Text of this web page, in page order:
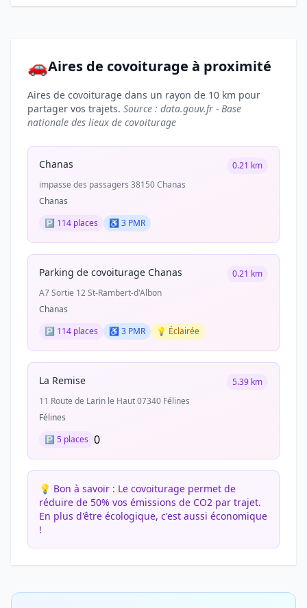
🚗Aires de covoiturage à proximité
Aires de covoiturage dans un rayon de 10 km pour
partager vos trajets. Source : data.gouv.fr - Base
nationale des lieux de covoiturage
Chanas
0.21 km
impasse des passagers 38150 Chanas
Chanas
🅿️ 114 places
♿ 3 PMR
Parking de covoiturage Chanas
0.21 km
A7 Sortie 12 St-Rambert-d'Albon
Chanas
🅿️ 114 places
♿ 3 PMR 💡 Éclairée
La Remise
5.39 km
11 Route de Larin le Haut 07340 Félines
Félines
🅿️ 5 places 0
💡 Bon à savoir : Le covoiturage permet de
réduire de 50% vos émissions de CO2 par trajet.
En plus d'être écologique, c'est aussi économique
!